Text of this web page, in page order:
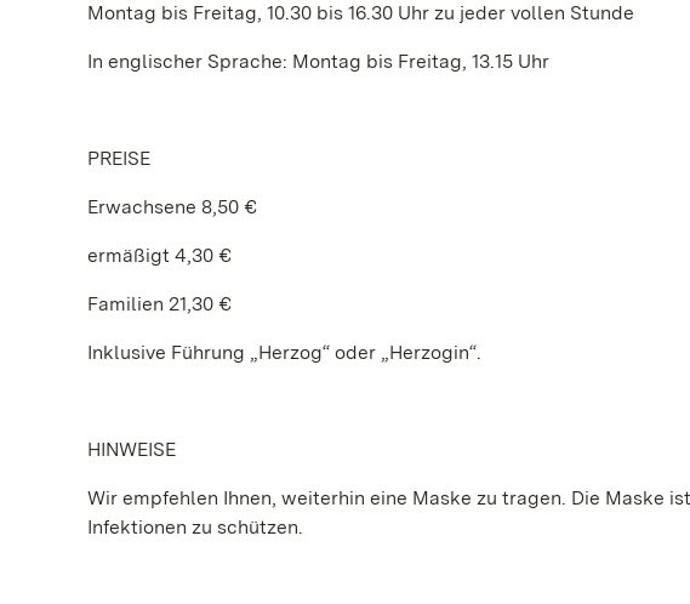
Montag bis Freitag, 10.30 bis 16.30 Uhr zu jeder vollen Stunde
In englischer Sprache: Montag bis Freitag, 13.15 Uhr
PREISE
Erwachsene 8,50 €
ermäßigt 4,30 €
Familien 21,30 €
Inklusive Führung „Herzog“ oder „Herzogin“.
HINWEISE
Wir empfehlen Ihnen, weiterhin eine Maske zu tragen. Die Maske
Infektionen zu schützen.